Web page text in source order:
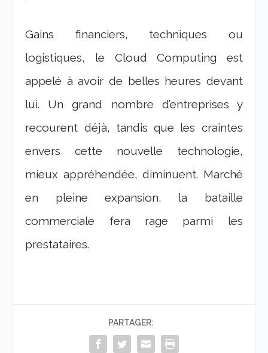
Gains financiers, techniques ou
logistiques, le Cloud Computing est
appelé à avoir de belles heures devant
lui. Un grand nombre d’entreprises y
recourent déjà, tandis que les craintes
envers cette nouvelle technologie,
mieux appréhendée, diminuent. Marché
en pleine expansion, la bataille
commerciale fera rage parmi les
prestataires.
PARTAGER: